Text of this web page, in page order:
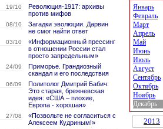
19/10
Революция-1917: архивы
против мифов
08/10
Загадки эволюции. Дарвин
не смог найти ответ
03/10
«Информационный прессинг
в отношении России стал
просто запредельным»
24/09
Приморье. Грандиозный
скандал и его последствия
06/09
Политолог Дмитрий Бабич:
Это старая, брежневская
идея: «США – плохие,
Европа - хорошая»
27/08
«Позвольте не согласиться с
Алексеем Кудриным!»
Январь
Февраль
Март
Апрель
Май
Июнь
Июль
Август
Сентябрь
Октябрь
Ноябрь
Декабрь
2013